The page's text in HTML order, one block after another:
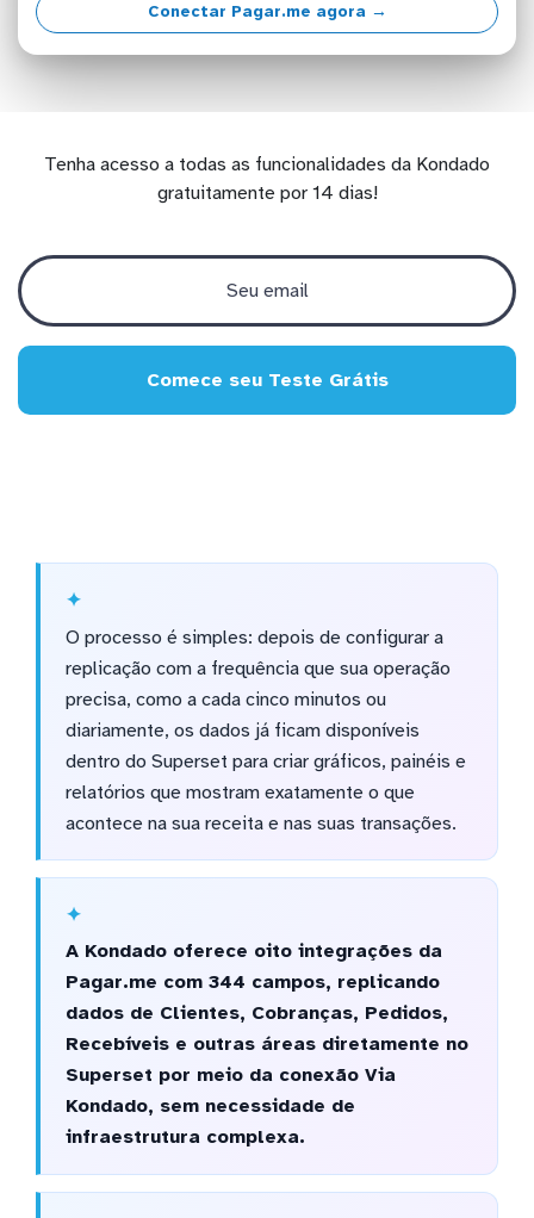
Conectar Pagar.me agora →
Tenha acesso a todas as funcionalidades da Kondado
gratuitamente por 14 dias!
Comece seu Teste Grátis
O processo é simples: depois de configurar a
replicação com a frequência que sua operação
precisa, como a cada cinco minutos ou
diariamente, os dados já ficam disponíveis
dentro do Superset para criar gráficos, painéis e
relatórios que mostram exatamente o que
acontece na sua receita e nas suas transações.
A Kondado oferece oito integrações da
Pagar.me com 344 campos, replicando
dados de Clientes, Cobranças, Pedidos,
Recebíveis e outras áreas diretamente no
Superset por meio da conexão Via
Kondado, sem necessidade de
infraestrutura complexa.